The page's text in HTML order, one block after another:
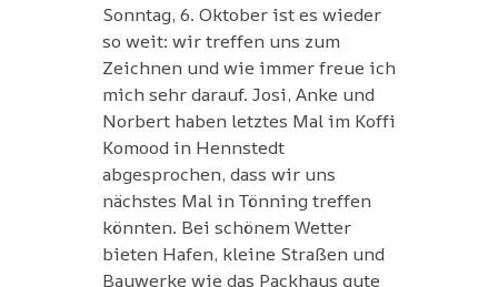
Sonntag, 6. Oktober ist es wieder
so weit: wir treffen uns zum
Zeichnen und wie immer freue ich
mich sehr darauf. Josi, Anke und
Norbert haben letztes Mal im Koffi
Komood in Hennstedt
abgesprochen, dass wir uns
nächstes Mal in Tönning treffen
könnten. Bei schönem Wetter
bieten Hafen, kleine Straßen und
Bauwerke wie das Packhaus gute